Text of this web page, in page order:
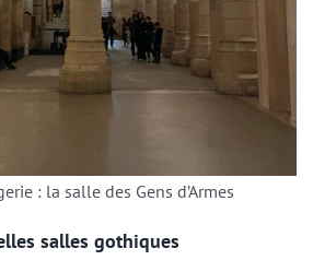
: la salle des Gens d’Armes
salles gothiques